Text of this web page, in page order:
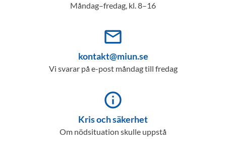
Måndag–fredag, kl. 8–16
mail_outline
kontakt@miun.se
Vi svarar på e-post måndag till fredag
info_outline
Kris och säkerhet
Om nödsituation skulle uppstå